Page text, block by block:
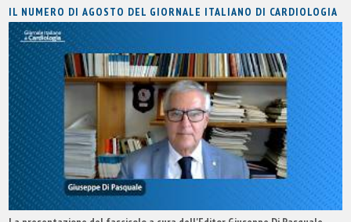
IL NUMERO DI AGOSTO DEL GIORNALE ITALIANO DI CARDIOLOGIA